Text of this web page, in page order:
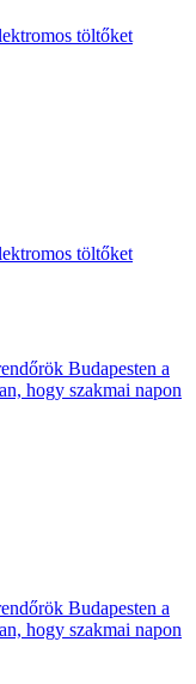
töltőket
töltőket
Budapesten a
hogy szakmai napon
Budapesten a
hogy szakmai napon